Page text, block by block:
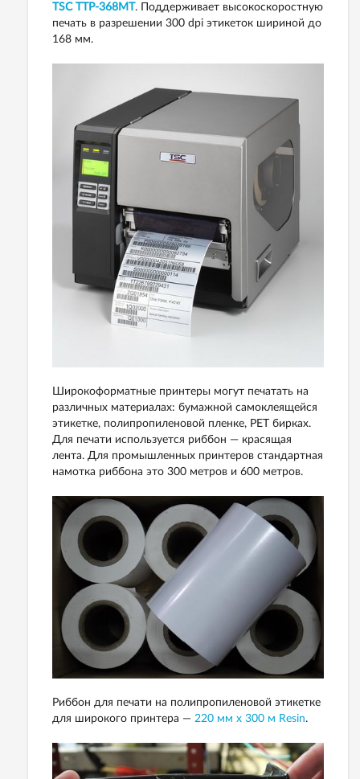
TSC ТТР-368МT. Поддерживает высокоскоростную
печать в разрешении 300 dpi этикеток шириной до
168 мм.
Широкоформатные принтеры могут печатать на
различных материалах: бумажной самоклеящейся
этикетке, полипропиленовой пленке, PET бирках.
Для печати используется риббон — красящая
лента. Для промышленных принтеров стандартная
намотка риббона это 300 метров и 600 метров.
Риббон для печати на полипропиленовой этикетке
для широкого принтера — 220 мм х 300 м Resin.